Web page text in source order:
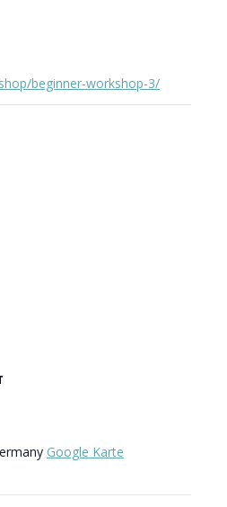
beginner-workshop-3/
Google Karte